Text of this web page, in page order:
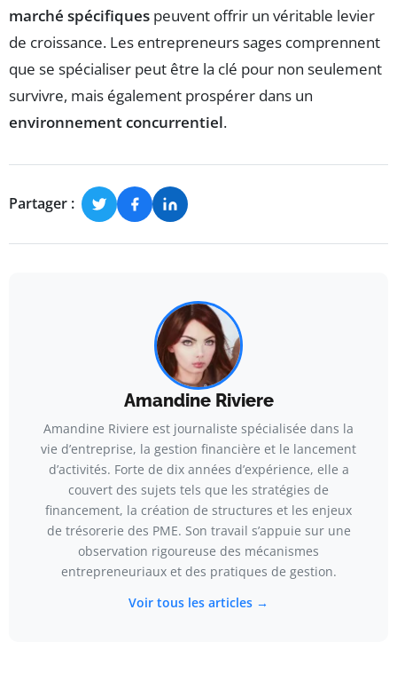
marché spécifiques peuvent offrir un véritable levier
de croissance. Les entrepreneurs sages comprennent
que se spécialiser peut être la clé pour non seulement
survivre, mais également prospérer dans un
environnement concurrentiel.
Partager :
Amandine Riviere
Amandine Riviere est journaliste spécialisée dans la
vie d’entreprise, la gestion financière et le lancement
d’activités. Forte de dix années d’expérience, elle a
couvert des sujets tels que les stratégies de
financement, la création de structures et les enjeux
de trésorerie des PME. Son travail s’appuie sur une
observation rigoureuse des mécanismes
entrepreneuriaux et des pratiques de gestion.
Voir tous les articles →